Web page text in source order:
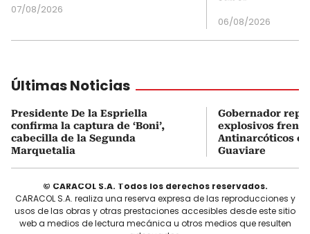
07/08/2026
06/08/2026
Últimas Noticias
Presidente De la Espriella
confirma la captura de ‘Boni’,
cabecilla de la Segunda
Marquetalia
Gobernador
explosivos frente
Antinarcóticos
Guaviare
© CARACOL S.A. Todos los derechos reservados.
CARACOL S.A. realiza una reserva expresa de las reproducciones y
usos de las obras y otras prestaciones accesibles desde este sitio
web a medios de lectura mecánica u otros medios que resulten